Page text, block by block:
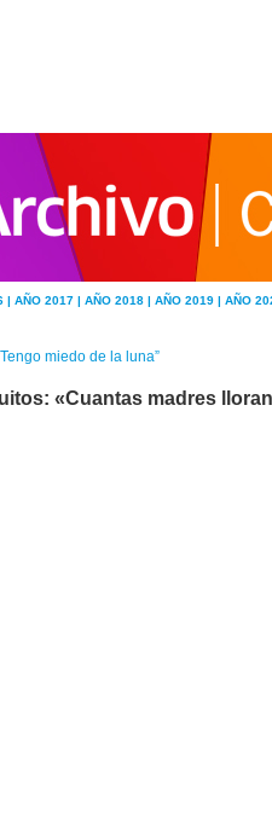
| AÑO 2017 | AÑO 2018 | AÑO 2019 | AÑO
miedo de la luna”
«Cuantas madres